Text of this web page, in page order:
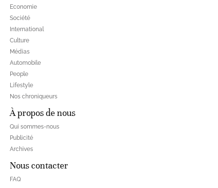
Economie
Société
International
Culture
Médias
Automobile
People
Lifestyle
Nos chroniqueurs
À propos de nous
Qui sommes-nous
Publicité
Archives
Nous contacter
FAQ